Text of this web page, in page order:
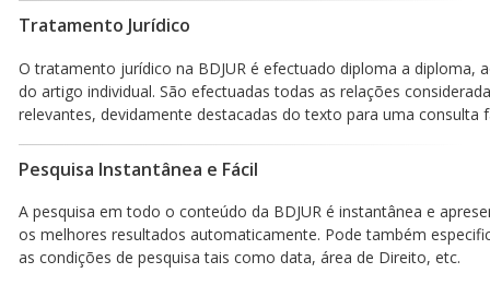
Tratamento Jurídico
O tratamento jurídico na BDJUR é efectuado diploma a diploma,
do artigo individual. São efectuadas todas as relações
relevantes, devidamente destacadas do texto para uma consulta
Pesquisa Instantânea e Fácil
A pesquisa em todo o conteúdo da BDJUR é instantânea e
os melhores resultados automaticamente. Pode também
as condições de pesquisa tais como data, área de Direito, etc.